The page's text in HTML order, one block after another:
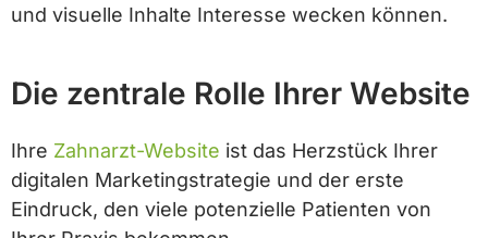
und visuelle Inhalte Interesse wecken können.
Die zentrale Rolle Ihrer Website
Ihre Zahnarzt-Website ist das Herzstück Ihrer
digitalen Marketingstrategie und der erste
Eindruck, den viele potenzielle Patienten von